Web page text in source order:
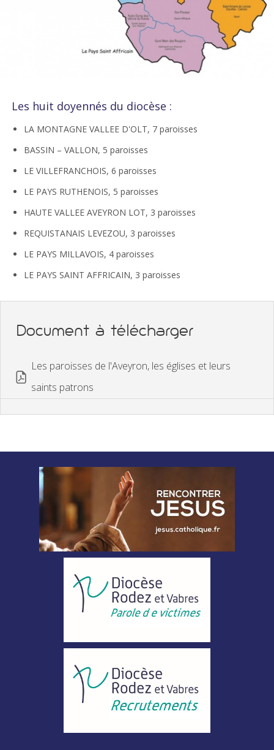
Les huit doyennés du diocèse :
LA MONTAGNE VALLEE D'OLT, 7 paroisses
BASSIN – VALLON, 5 paroisses
LE VILLEFRANCHOIS, 6 paroisses
LE PAYS RUTHENOIS, 5 paroisses
HAUTE VALLEE AVEYRON LOT, 3 paroisses
REQUISTANAIS LEVEZOU, 3 paroisses
LE PAYS MILLAVOIS, 4 paroisses
LE PAYS SAINT AFFRICAIN, 3 paroisses
Document à télécharger
Les paroisses de l'Aveyron, les églises et leurs
saints patrons